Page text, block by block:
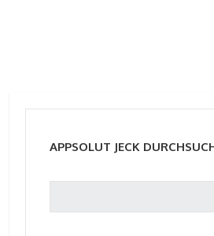
APPSOLUT JECK